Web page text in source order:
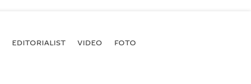
EDITORIALIST VIDEO FOTO